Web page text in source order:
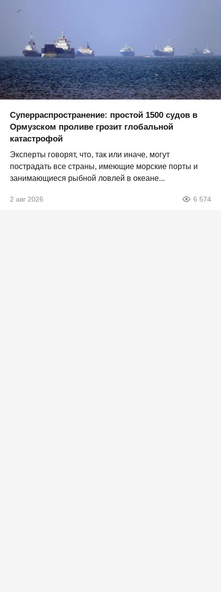
Суперраспространение: простой 1500 судов в
Ормузском проливе грозит глобальной
катастрофой
Эксперты говорят, что, так или иначе, могут
пострадать все страны, имеющие морские порты и
занимающиеся рыбной ловлей в океане...
2 авг 2026 6 574